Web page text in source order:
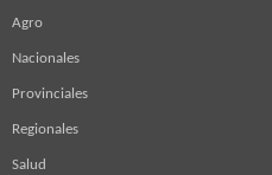
Agro
Nacionales
Provinciales
Regionales
Salud